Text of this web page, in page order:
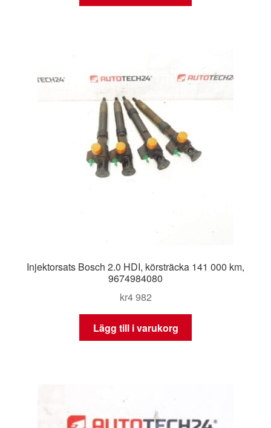
Injektorsats Bosch 2.0 HDI, körsträcka 141 000 km,
9674984080
kr4 982
Lägg till i varukorg